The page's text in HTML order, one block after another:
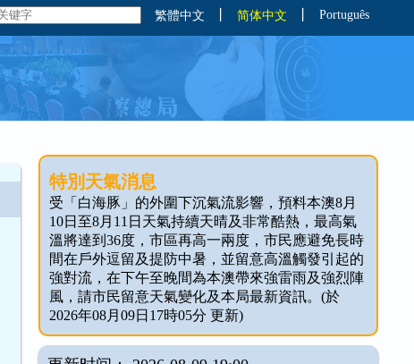
繁體中文 简体中文 Português
特別天氣消息
受「白海豚」的外圍下沉氣流影響，預料本澳8月
10日至8月11日天氣持續天晴及非常酷熱，最高氣
溫將達到36度，市區再高一兩度，市民應避免長時
間在戶外逗留及提防中暑，並留意高溫觸發引起的
強對流，在下午至晚間為本澳帶來強雷雨及強烈陣
風，請市民留意天氣變化及本局最新資訊。(於
2026年08月09日17時05分 更新)